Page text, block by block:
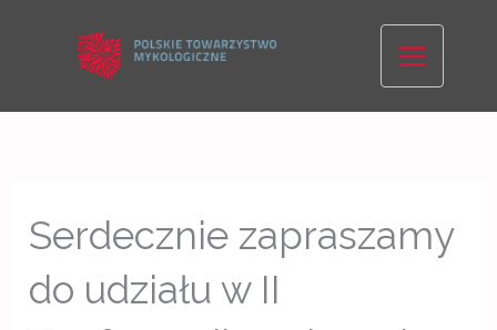
Serdecznie zapraszamy
do udziału w II